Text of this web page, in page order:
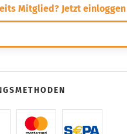
Mitglied? Jetzt einloggen